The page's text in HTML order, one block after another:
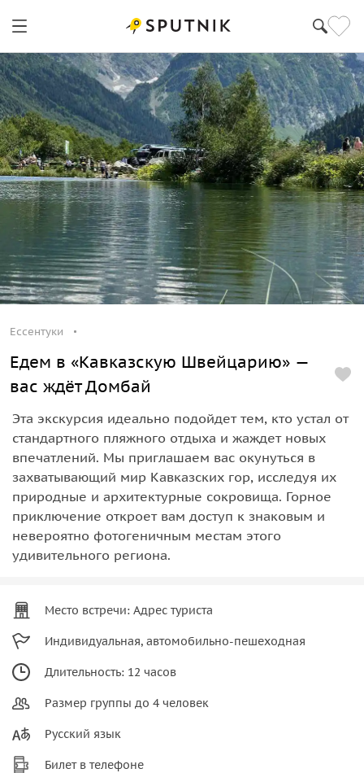
Ессентуки
Едем в «Кавказскую Швейцарию» —
вас ждёт Домбай
Эта экскурсия идеально подойдет тем, кто устал от
стандартного пляжного отдыха и жаждет новых
впечатлений. Мы приглашаем вас окунуться в
захватывающий мир Кавказских гор, исследуя их
природные и архитектурные сокровища. Горное
приключение откроет вам доступ к знаковым и
невероятно фотогеничным местам этого
удивительного региона.
Место встречи: Адрес туриста
Индивидуальная, автомобильно-пешеходная
Длительность: 12 часов
Размер группы до 4 человек
Русский язык
Билет в телефоне